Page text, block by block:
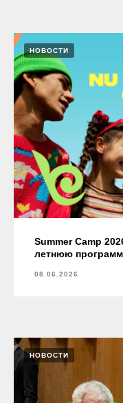
НОВОСТИ
Summer Camp
летнюю
08.06.2026
НОВОСТИ